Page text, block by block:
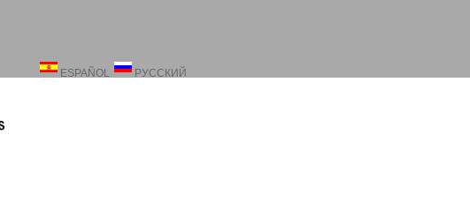
ESPAÑOL РУССКИЙ